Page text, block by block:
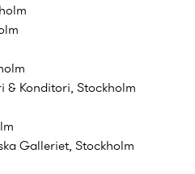
& Konditori, Stockholm
Galleriet, Stockholm